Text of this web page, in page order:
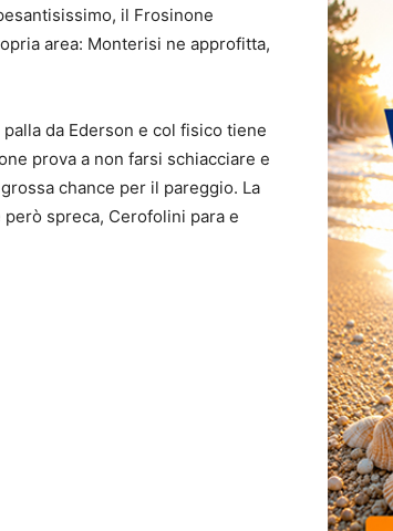
il Frosinone
area: Monterisi ne approfitta,
da Ederson e col fisico tiene
prova a non farsi schiacciare e
grossa chance per il pareggio. La
spreca, Cerofolini para e